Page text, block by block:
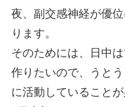
夜、副交感神経が優
ります。
そのためには、日中
作りたいので、うと
に活動していることが